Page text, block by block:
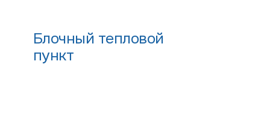
Блочный тепловой
пункт